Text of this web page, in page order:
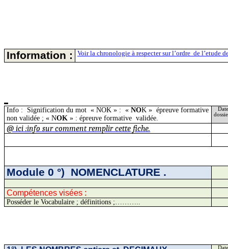
Information : Voir la chronologie à respecter surl’ordre de l’etude
Info : Signification du mot « NOK » : « NOK » épreuve formative
non validée ; « NOK » : épreuve formative validée.
@ ici :info sur comment remplir cette fiche.
Module 0 °) NOMENCLATURE .
Compétences visées :
Posséder le Vocabulaire ; définitions ;………..